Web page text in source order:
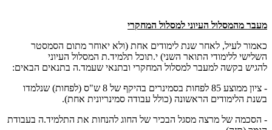
מעבר מהמסלול העיוני למסלול המחקרי
כאמור לעיל, לאחר שנת לימודים אחת (ולא יאוחר מתום הסמסטר
השלישי ללימודי התואר השני) י.תוכל תלמיד.ת המסלול העיוני
להגיש בקשה למעבר למסלול המחקרי ובתנאי שעמד.ה בתנאים הבאים:
- ציון ממוצע 85 לפחות בסמינרים בהיקף של 8 ש"ס (לפחות) שנלמדו
בשנת הלימודים הראשונה (כולל עבודה סמינריונית אחת).
- הסכמה של מרצה מסגל הבכיר של החוג להנחות את התלמיד.ה בעבודת